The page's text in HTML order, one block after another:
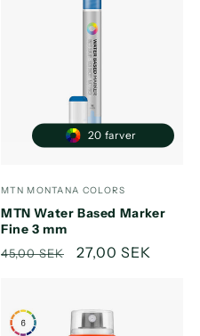
Forhandler:
MTN MONTANA COLORS
MTN Water Based Marker
Fine 3 mm
Normalpris
45,00 SEK Udsalgspris
27,00 SEK
20 farver